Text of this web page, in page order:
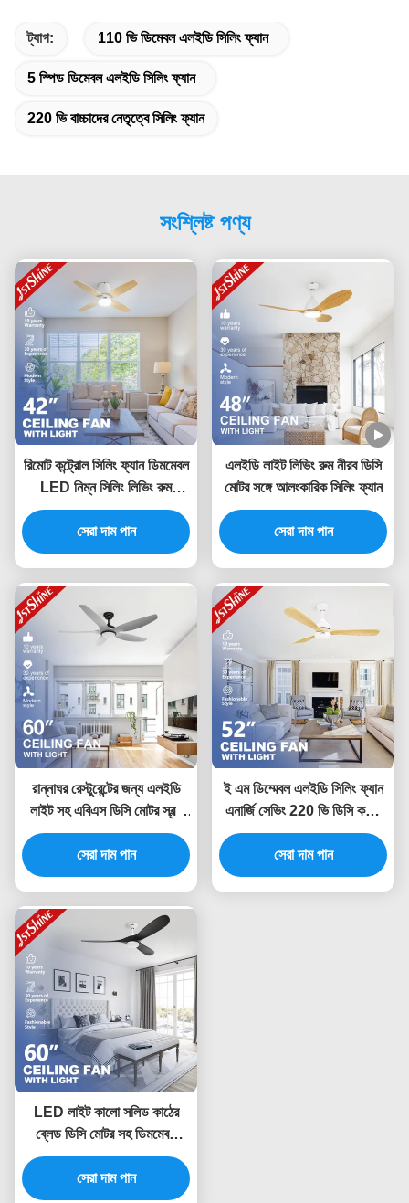
ট্যাগ: 110 ভি ডিমেবল এলইডি সিলিং ফ্যান
5 স্পিড ডিমেবল এলইডি সিলিং ফ্যান
220 ভি বাচ্চাদের নেতৃত্বে সিলিং ফ্যান
সংশ্লিষ্ট পণ্য
রিমোট কন্ট্রোল সিলিং ফ্যান ডিমমেবল
LED নিম্ন সিলিং লিভিং রুম
আধুনিক
সেরা দাম পান
এলইডি লাইট লিভিং রুম নীরব ডিসি
মোটর সঙ্গে আলংকারিক সিলিং ফ্যান
সেরা দাম পান
রান্নাঘর রেস্টুরেন্টের জন্য এলইডি
লাইট সহ এবিএস ডিসি মোটর স্বল্প
গোলমাল নীরব সিলিং ফ্যান
সেরা দাম পান
ই এম ডিম্মেবল এলইডি সিলিং ফ্যান
এনার্জি সেভিং 220 ভি ডিসি কপার
মোটর
সেরা দাম পান
LED লাইট কালো সলিড কাঠের
ব্লেড ডিসি মোটর সহ ডিমমেবল
LED সিলিং ফ্যান
সেরা দাম পান